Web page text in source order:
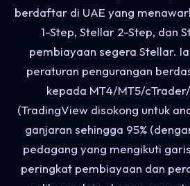
berdaftar di UAE yang
1-Step, Stellar 2-Step, dan
pembiayaan segera Stellar.
peraturan pengurangan
kepada MT4/MT5/
(TradingView disokong untuk
ganjaran sehingga 95%
pedagang yang mengikuti
peringkat pembiayaan dan